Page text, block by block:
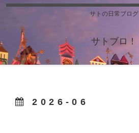
サトの日常ブログ
サトブロ！
2026-06